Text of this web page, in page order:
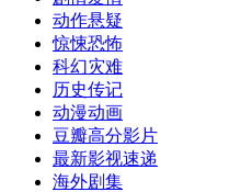
动作悬疑
惊悚恐怖
科幻灾难
历史传记
动漫动画
豆瓣高分影片
最新影视速递
海外剧集